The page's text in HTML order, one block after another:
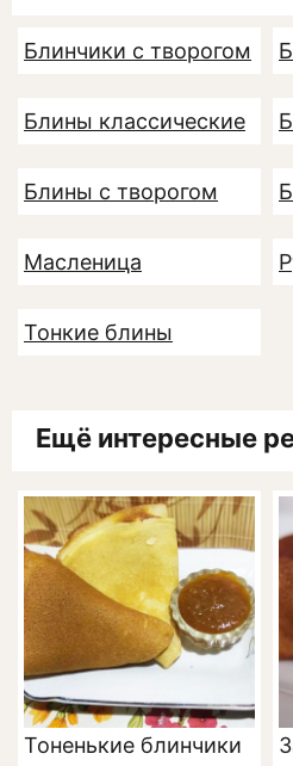
Блинчики с творогом
Блины классические
Блины с творогом
Масленица
Тонкие блины
Ещё интересные
Тоненькие блинчики